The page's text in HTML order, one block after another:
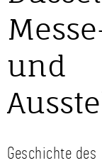
und
Geschichte des